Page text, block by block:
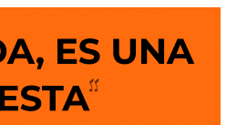
brindando servicio a la
al antiguoCentro de
un centro comunitario que